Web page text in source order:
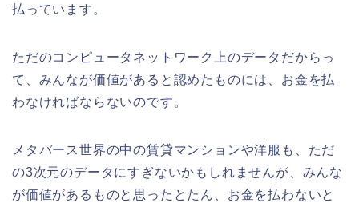
払っています。
ただのコンピュータネットワーク上のデータだからっ
て、みんなが価値があると認めたものには、お金を払
わなければならないのです。
メタバース世界の中の賃貸マンションや洋服も、ただ
の3次元のデータにすぎないかもしれませんが、みんな
が価値があるものと思ったとたん、お金を払わないと